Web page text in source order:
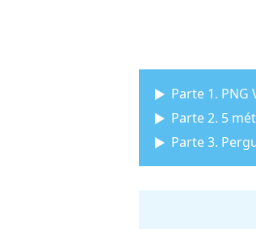
Parte 1. PNG
Parte 2. 5
Parte 3.